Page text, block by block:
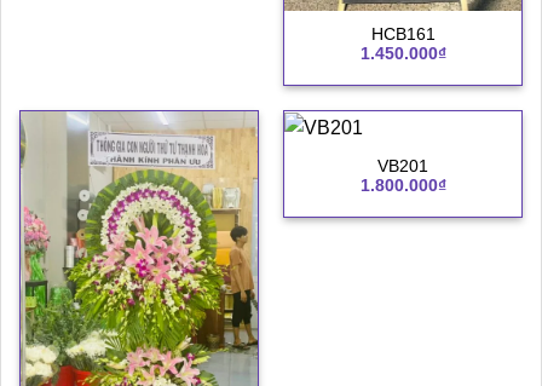
HCB161
1.450.000₫
VB201
1.800.000₫